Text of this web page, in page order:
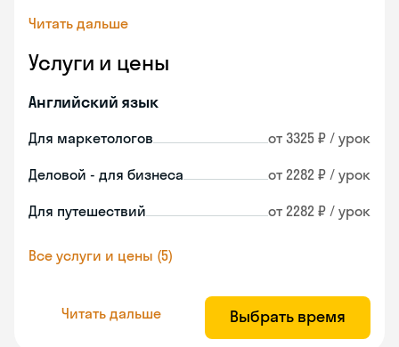
Читать дальше
Услуги и цены
Английский язык
Для маркетологов от 3325 ₽ / урок
Деловой - для бизнеса от 2282 ₽ / урок
Для путешествий от 2282 ₽ / урок
Все услуги и цены (5)
Читать дальше Выбрать время